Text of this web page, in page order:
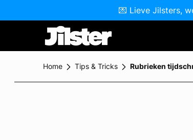
💌 Lieve Jilsters,
Home Tips & Tricks Rubrieken